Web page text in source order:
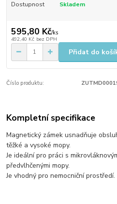
Dostupnost Skladem
595,80 Kč/ks
492,40 Kč bez DPH
Přidat do
Číslo produktu:
Kompletní specifikace
Magnetický zámek usnadňuje
těžké a vysoké mopy.
Je ideální pro práci s
předvlhčenými mopy.
Je vhodný pro nemocniční prostředí.​